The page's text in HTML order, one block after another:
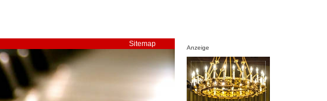
Sitemap Anzeige